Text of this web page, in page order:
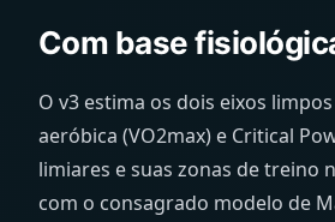
Com base
O v3 estima os dois eixos
aeróbica (VO2max) e Critical
limiares e suas zonas de treino
com o consagrado modelo de